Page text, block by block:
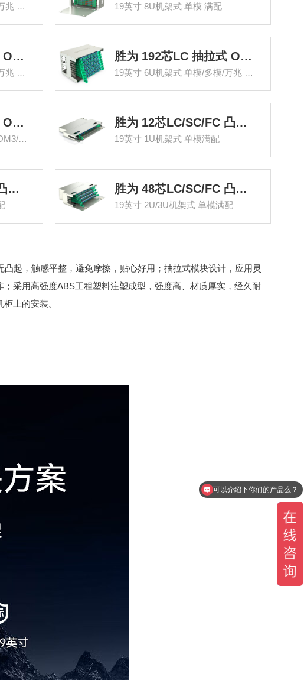
19英寸 3U机架式 单模/多模/万兆 满配 19英寸 8U机架式 单模 满配
胜为 144芯LC 抽拉式 ODF光纤配线架
19英寸 4U机架式 单模/多模/万兆 满配
胜为 192芯LC 抽拉式 ODF光纤配线架
19英寸 6U机架式 单模/多模/万兆 满配
胜为 288芯LC 抽拉式 ODF光纤配线架
19英寸 8U机架式 单模/多模/OM3/OM4 满配
胜为 12芯LC/SC/FC 凸型 ODF光纤配线架
19英寸 1U机架式 单模满配
胜为 24芯LC/SC/FC 凸型 ODF光纤配线架 胜为 48芯LC/SC/FC 凸型 ODF光纤配线架
19英寸 2U/3U机架式 单模满配
起，触感平整，避免摩擦，贴心好用；抽拉式模块设计，应用灵
采用高强度ABS工程塑料注塑成型，强度高、材质厚实，经久耐
上的安装。
光纤跳线多少钱一米呢？